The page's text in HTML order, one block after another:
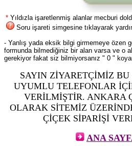
* Yıldızla işaretlenmiş alanlar mecburi
Soru işareti simgesine tıklayarak
- Yanlış yada eksik bilgi girmemeye özen
formunda bilmediğiniz bir alan varsa ve o
gerekiyor fakat siz bilmiyorsanız " 0 "
SAYIN ZİYARETÇİMİZ
UYUMLU TELEFONLAR
VERİLMİŞTİR. ANKARA
OLARAK SİTEMİZ
ÇİÇEK SİPARİŞİ
ANA